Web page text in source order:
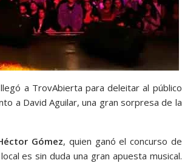
a TrovAbierta para deleitar al público
a David Aguilar, una gran sorpresa de la
Gómez, quien ganó el concurso de
es sin duda una gran apuesta musical.